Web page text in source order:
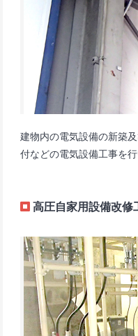
建物内の電気設備の新築
付などの電気設備工事を
高圧自家用設備改修